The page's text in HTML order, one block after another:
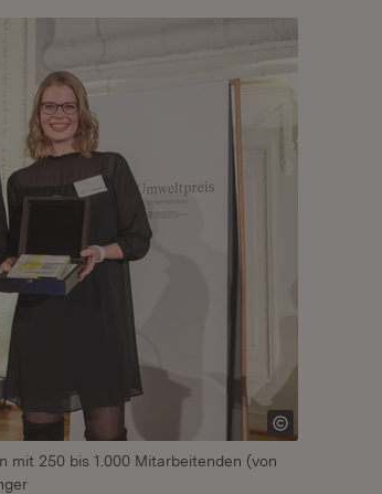
mit 250 bis 1.000 Mitarbeitenden (von